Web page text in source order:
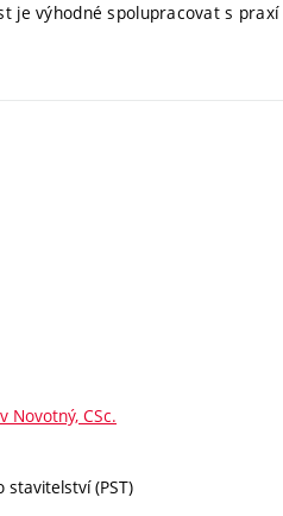
je výhodné spolupracovat s
Novotný, CSc.
stavitelství (PST)